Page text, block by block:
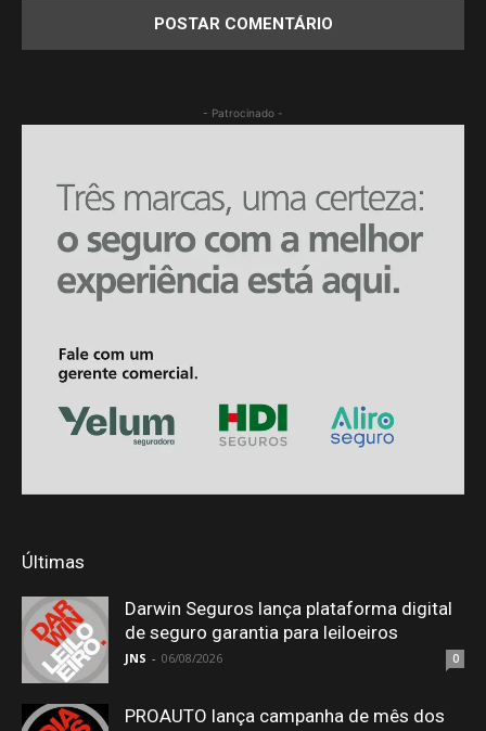
- Patrocinado -
Últimas
Darwin Seguros lança plataforma digital
de seguro garantia para leiloeiros
JNS - 06/08/2026 0
PROAUTO lança campanha de mês dos